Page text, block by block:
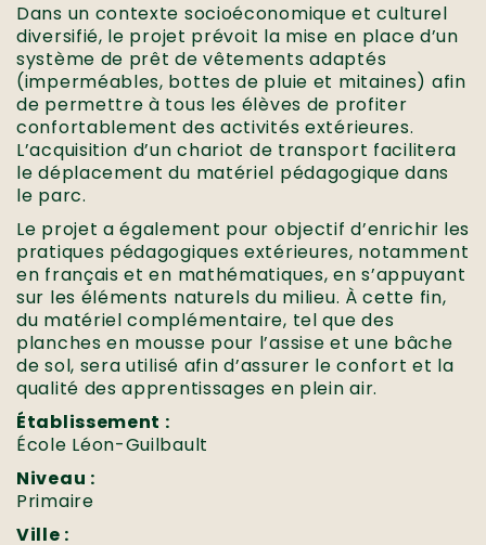
Dans un contexte socioéconomique et culturel
diversifié, le projet prévoit la mise en place d’un
système de prêt de vêtements adaptés
(imperméables, bottes de pluie et mitaines) afin
de permettre à tous les élèves de profiter
confortablement des activités extérieures.
L’acquisition d’un chariot de transport facilitera
le déplacement du matériel pédagogique dans
le parc.
Le projet a également pour objectif d’enrichir les
pratiques pédagogiques extérieures, notamment
en français et en mathématiques, en s’appuyant
sur les éléments naturels du milieu. À cette fin,
du matériel complémentaire, tel que des
planches en mousse pour l’assise et une bâche
de sol, sera utilisé afin d’assurer le confort et la
qualité des apprentissages en plein air.
Établissement :
École Léon-Guilbault
Niveau :
Primaire
Ville :